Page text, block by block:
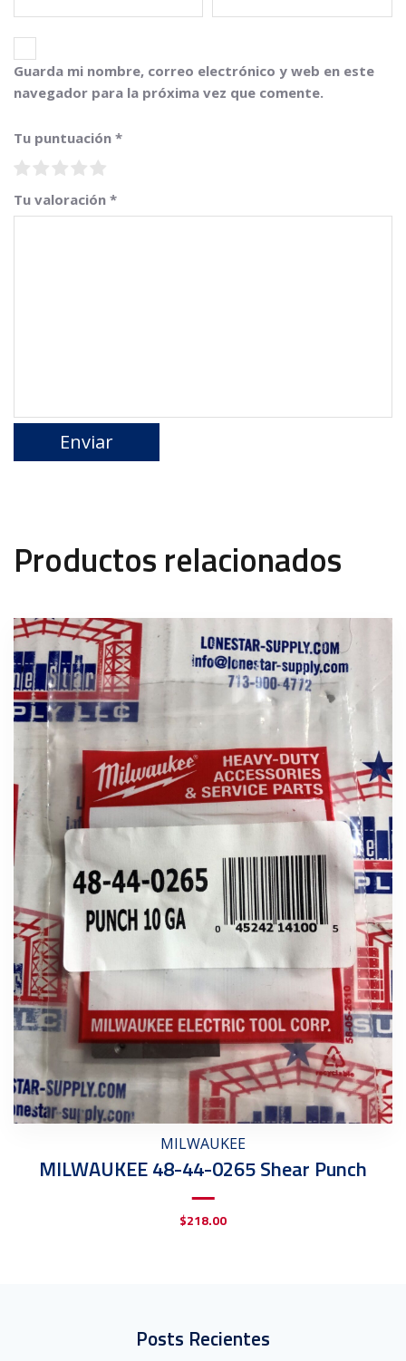
Guarda mi nombre, correo electrónico y web en este
navegador para la próxima vez que comente.
Tu puntuación *
Tu valoración *
Productos relacionados
MILWAUKEE
MILWAUKEE 48-44-0265 Shear Punch
$218.00
Posts Recientes